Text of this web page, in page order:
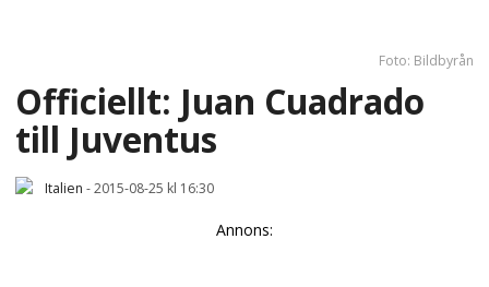
Foto: Bildbyrån
Officiellt: Juan Cuadrado
till Juventus
Italien -2015-08-25 kl 16:30
Annons: